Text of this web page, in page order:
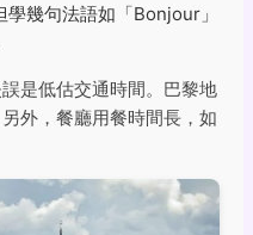
學幾句法語如「Bonjour」
是低估交通時間。巴黎地
外，餐廳用餐時間長，如